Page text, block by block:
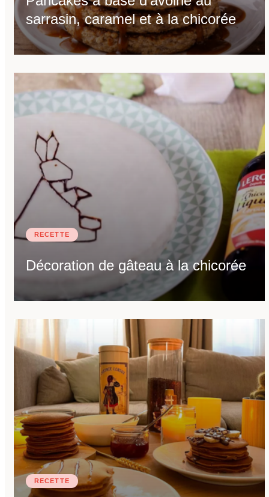
sarrasin, caramel et à la chicorée
RECETTE
Décoration de gâteau à la chicorée
RECETTE